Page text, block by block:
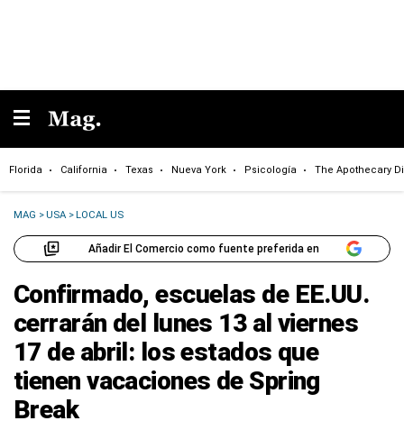
Florida California Texas Nueva York Psicología The Apothecary
MAG >USA >LOCAL US
Añadir El Comercio como fuente preferida en
Confirmado, escuelas de EE.UU.
cerrarán del lunes 13 al viernes
17 de abril: los estados que
tienen vacaciones de Spring
Break